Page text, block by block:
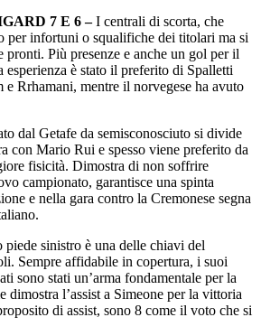
7 E 6 –I centrali di scorta, che
per infortuni o squalifiche dei titolari ma si
pronti. Più presenze e anche un gol per il
esperienza è stato il preferito di Spalletti
Rrhamani, mentre il norvegese ha avuto
dal Getafe da semisconosciuto si divide
con Mario Rui e spesso viene preferito da
fisicità. Dimostra di non soffrire
campionato, garantisce una spinta
e nella gara contro la Cremonese segna
sinistro è una delle chiavi del
Sempre affidabile in copertura, i suoi
sono stati un’arma fondamentale per la
dimostra l’assist a Simeone per la vittoria
di assist, sono 8 come il voto che si